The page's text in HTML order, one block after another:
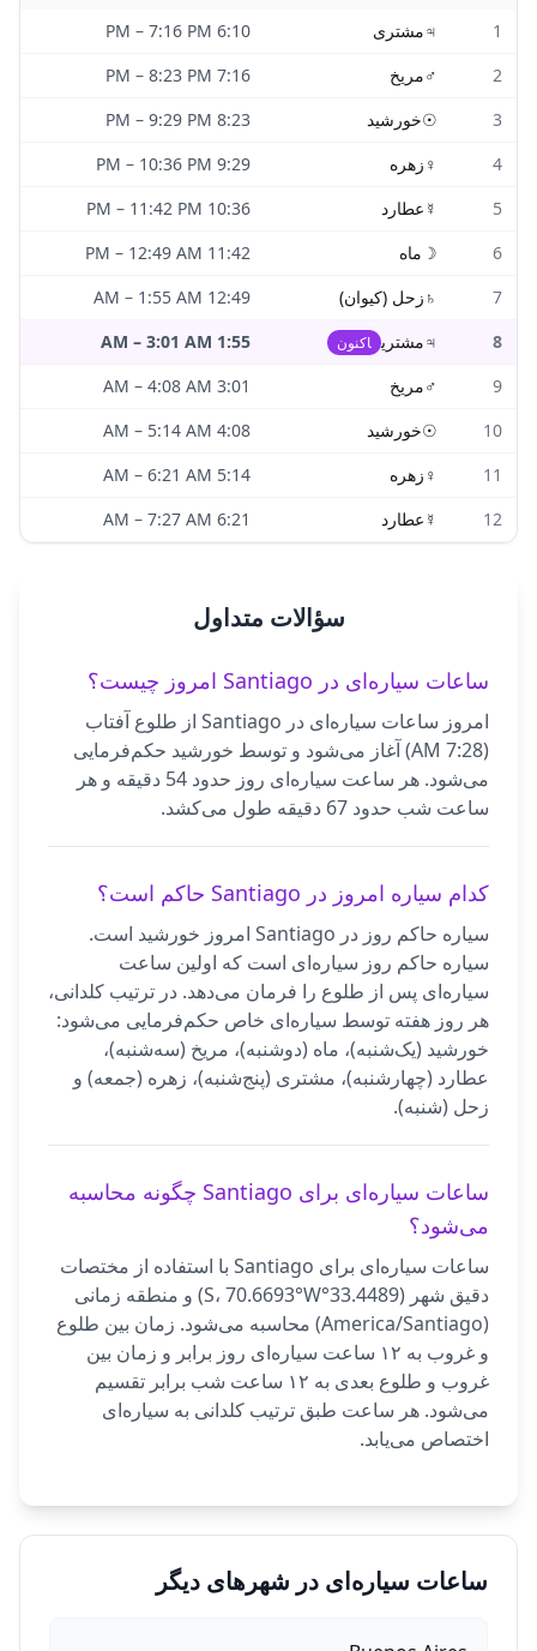
1
♃مشتری 6:10 PM
– 7:16 PM
2
♂مریخ 7:16 PM
– 8:23 PM
3
☉خورشید 8:23 PM
– 9:29 PM
4
♀ زهره 9:29 PM
– 10:36 PM
5
☿ عطارد 10:36 PM
– 11:42 PM
6
☽ ماه 11:42 PM
– 12:49 AM
7
♄ زحل (کیوان) 12:49 AM
– 1:55 AM
8
♃مشتری اکنون 1:55 AM
– 3:01 AM
9
♂مریخ 3:01 AM
– 4:08 AM
10
☉خورشید 4:08 AM
– 5:14 AM
11
♀ زهره 5:14 AM
– 6:21 AM
12
☿ عطارد 6:21 AM
– 7:27 AM
سؤالات متداول
ساعات سیاره‌ای در Santiago امروز چیست؟
امروز ساعات سیاره‌ای در Santiago از طلوع آفتاب
(7:28 AM) آغاز می‌شود و توسط خورشید حکم‌فرمایی
می‌شود. هر ساعت سیاره‌ای روز حدود 54 دقیقه و هر
ساعت شب حدود 67 دقیقه طول می‌کشد.
کدام سیاره امروز در Santiago حاکم است؟
سیاره حاکم روز در Santiago امروز خورشید است.
سیاره حاکم روز سیاره‌ای است که اولین ساعت
سیاره‌ای پس از طلوع را فرمان می‌دهد. در ترتیب کلدانی،
هر روز هفته توسط سیاره‌ای خاص حکم‌فرمایی می‌شود:
خورشید (یک‌شنبه)، ماه (دوشنبه)، مریخ (سه‌شنبه)،
عطارد (چهارشنبه)، مشتری (پنج‌شنبه)، زهره (جمعه) و
زحل (شنبه).
ساعات سیاره‌ای برای Santiago چگونه محاسبه
می‌شود؟
ساعات سیاره‌ای برای Santiago با استفاده از مختصات
دقیق شهر (33.4489°S، 70.6693°W) و منطقه زمانی
(America/Santiago) محاسبه می‌شود. زمان بین طلوع
و غروب به ۱۲ ساعت سیاره‌ای روز برابر و زمان بین
غروب و طلوع بعدی به ۱۲ ساعت شب برابر تقسیم
می‌شود. هر ساعت طبق ترتیب کلدانی به سیاره‌ای
اختصاص می‌یابد.
ساعات سیاره‌ای در شهرهای دیگر